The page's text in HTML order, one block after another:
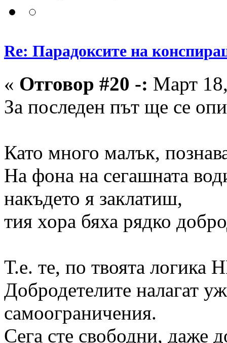
Re: Парадоксите на
« Отговор #20 -: Март
За последен път ще се
Като много малък,
На фона на сегашната
накъдето я заклатиш,
тия хора бяха рядко
Т.е. те, по твоята логика
Добродетелите налагат
самоограничения.
Сега сте свободни, даже